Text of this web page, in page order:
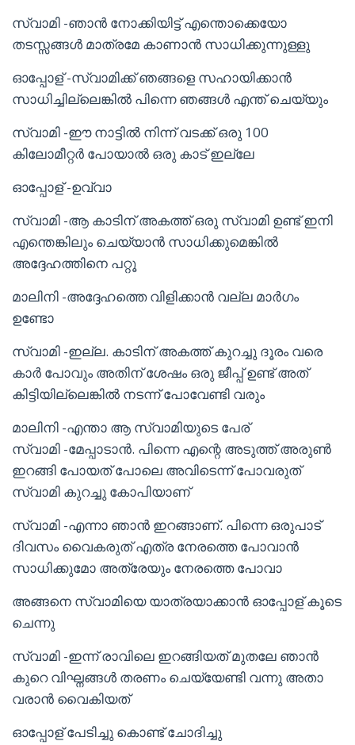
സ്വാമി -ഞാൻ നോക്കിയിട്ട് എന്തൊക്കെയോ
തടസ്സങ്ങൾ മാത്രമേ കാണാൻ സാധിക്കുന്നുള്ളു
ഓപ്പോള് -സ്വാമിക്ക് ഞങ്ങളെ സഹായിക്കാൻ
സാധിച്ചില്ലെങ്കിൽ പിന്നെ ഞങ്ങൾ എന്ത് ചെയ്യും
സ്വാമി -ഈ നാട്ടിൽ നിന്ന് വടക്ക് ഒരു 100
കിലോമീറ്റർ പോയാൽ ഒരു കാട് ഇല്ലേ
ഓപ്പോള് -ഉവ്വാ
സ്വാമി -ആ കാടിന് അകത്ത് ഒരു സ്വാമി ഉണ്ട് ഇനി
എന്തെങ്കിലും ചെയ്യാൻ സാധിക്കുമെങ്കിൽ
അദ്ദേഹത്തിനെ പറ്റൂ
മാലിനി -അദ്ദേഹത്തെ വിളിക്കാൻ വല്ല മാർഗം
ഉണ്ടോ
സ്വാമി -ഇല്ല. കാടിന് അകത്ത് കുറച്ചു ദൂരം വരെ
കാർ പോവും അതിന് ശേഷം ഒരു ജീപ്പ് ഉണ്ട് അത്
കിട്ടിയില്ലെങ്കിൽ നടന്ന് പോവേണ്ടി വരും
മാലിനി -എന്താ ആ സ്വാമിയുടെ പേര്
സ്വാമി -മേപ്പാടാൻ. പിന്നെ എന്റെ അടുത്ത് അരുൺ
ഇറങ്ങി പോയത് പോലെ അവിടെന്ന് പോവരുത്
സ്വാമി കുറച്ചു കോപിയാണ്
സ്വാമി -എന്നാ ഞാൻ ഇറങ്ങാണ്. പിന്നെ ഒരുപാട്
ദിവസം വൈകരുത് എത്ര നേരത്തെ പോവാൻ
സാധിക്കുമോ അത്രേയും നേരത്തെ പോവാ
അങ്ങനെ സ്വാമിയെ യാത്രയാക്കാൻ ഓപ്പോള് കൂടെ
ചെന്നു
സ്വാമി -ഇന്ന് രാവിലെ ഇറങ്ങിയത് മുതലേ ഞാൻ
കുറെ വിഘ്നങ്ങൾ തരണം ചെയ്യേണ്ടി വന്നു അതാ
വരാൻ വൈകിയത്
ഓപ്പോള് പേടിച്ചു കൊണ്ട് ചോദിച്ചു